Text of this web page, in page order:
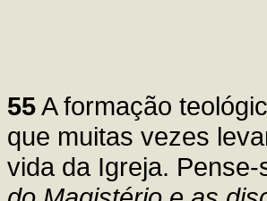
55A formação
que muitas vezes
vida da Igreja. Pense-